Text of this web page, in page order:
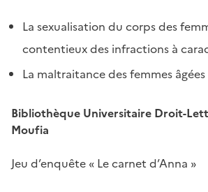
La sexualisation du corps des
contentieux des infractions à
La maltraitance des femmes âgées
Bibliothèque Universitaire Droit-
Moufia
Jeu d’enquête « Le carnet d’Anna »